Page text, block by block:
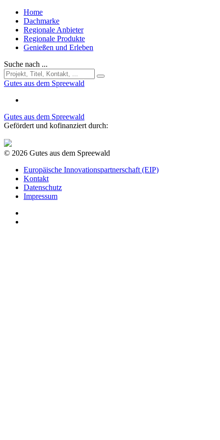
Home
Dachmarke
Regionale Anbieter
Regionale Produkte
Genießen und Erleben
Suche nach ...
Gutes aus dem Spreewald
Gutes aus dem Spreewald
Gefördert und kofinanziert durch:
© 2026 Gutes aus dem Spreewald
Europäische Innovationspartnerschaft (EIP)
Kontakt
Datenschutz
Impressum